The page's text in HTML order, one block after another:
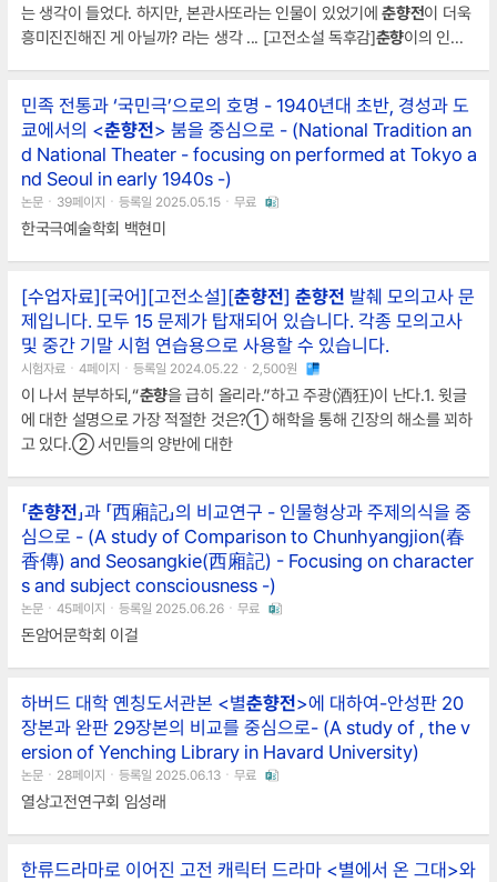
는 생각이 들었다. 하지만, 본관사또라는 인물이 있었기에춘향전이 더욱
흥미진진해진 게 아닐까? 라는 생각 ... [고전소설 독후감]춘향이의 인생
... 부터춘향이의 인생에 먹구름이 끼는 것을 알 수 있었다.춘향이는 변
사또의 수청을 거절했다는 이유로 감옥에 갇히게 된다. 이때춘향이의 마
음은 어이가 없고 한 편으로는 무척 겁이 났
민족 전통과 ‘국민극’으로의 호명 - 1940년대 초반, 경성과 도
쿄에서의 <춘향전> 붐을 중심으로 - (National Tradition an
d National Theater - focusing on performed at Tokyo a
nd Seoul in early 1940s -)
논문ㆍ39페이지ㆍ등록일 2025.05.15ㆍ무료
한국극예술학회 백현미
[수업자료][국어][고전소설][춘향전] 춘향전 발췌 모의고사 문
제입니다. 모두 15 문제가 탑재되어 있습니다. 각종 모의고사
및 중간 기말 시험 연습용으로 사용할 수 있습니다.
시험자료ㆍ4페이지ㆍ등록일 2024.05.22ㆍ2,500원
이 나서 분부하되,“춘향을 급히 올리라.”하고 주광(酒狂)이 난다.1. 윗글
에 대한 설명으로 가장 적절한 것은?① 해학을 통해 긴장의 해소를 꾀하
고 있다.② 서민들의 양반에 대한
「춘향전」과 「西廂記」의 비교연구 - 인물형상과 주제의식을 중
심으로 - (A study of Comparison to Chunhyangjion(春
香傳) and Seosangkie(西廂記) - Focusing on character
s and subject consciousness -)
논문ㆍ45페이지ㆍ등록일 2025.06.26ㆍ무료
돈암어문학회 이걸
하버드 대학 옌칭도서관본 <별춘향전>에 대하여-안성판 20
장본과 완판 29장본의 비교를 중심으로- (A study of , the v
ersion of Yenching Library in Havard University)
논문ㆍ28페이지ㆍ등록일 2025.06.13ㆍ무료
열상고전연구회 임성래
한류드라마로 이어진 고전 캐릭터­ 드라마 <별에서 온 그대>와